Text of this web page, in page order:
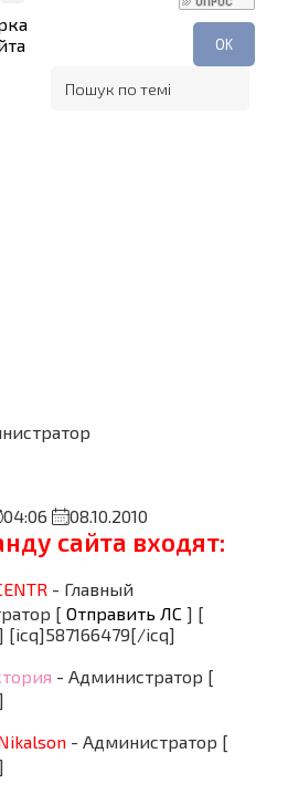
04:06 08.10.2010
сайта входят:
- Главный
[ Отправить ЛС ] [
[icq]587166479[/icq]
- Администратор [
- Администратор [